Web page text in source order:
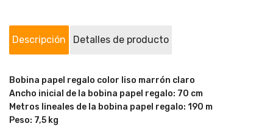
Descripción Detalles de producto
Bobina papel regalo color liso marrón claro
Ancho inicial de la bobina papel regalo: 70 cm
Metros lineales de la bobina papel regalo: 190 m
Peso: 7,5 kg